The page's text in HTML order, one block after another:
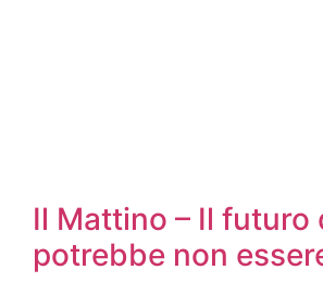
Il Mattino – Il futuro
potrebbe non